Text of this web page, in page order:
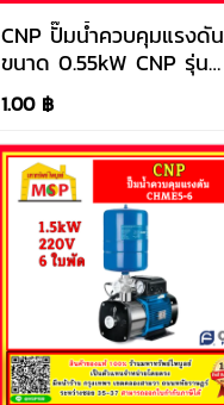
CNP ปั๊มน้ำควบคุมแรงดัน
ขนาด 0.55kW CNP รุ่น
CHME5-2 (220V)
1.00 ฿